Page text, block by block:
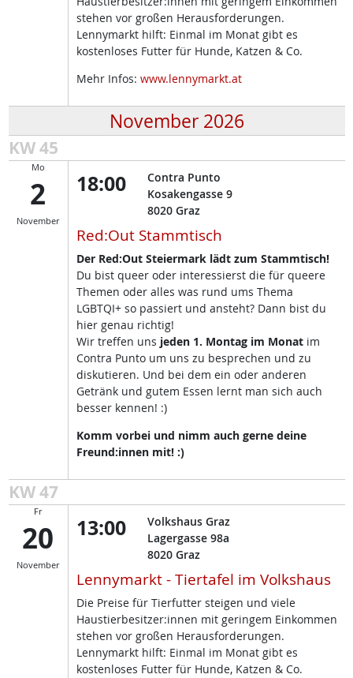
stehen vor großen Herausforderungen.
Lennymarkt hilft: Einmal im Monat gibt es
kostenloses Futter für Hunde, Katzen & Co.
Mehr Infos: www.lennymarkt.at
November 2026
KW 45
Mo
2
November
18:00
Contra Punto
Kosakengasse 9
8020 Graz
Red:Out Stammtisch
Der Red:Out Steiermark lädt zum Stammtisch!
Du bist queer oder interessierst die für queere
Themen oder alles was rund ums Thema
LGBTQI+ so passiert und ansteht? Dann bist du
hier genau richtig!
Wir treffen uns jeden 1. Montag im Monatim
Contra Punto um uns zu besprechen und zu
diskutieren. Und bei dem ein oder anderen
Getränk und gutem Essen lernt man sich auch
besser kennen! :)
Komm vorbei und nimm auch gerne deine
Freund:innen mit! :)
KW 47
Fr
20
November
13:00
Volkshaus Graz
Lagergasse 98a
8020 Graz
Lennymarkt - Tiertafel im Volkshaus
Die Preise für Tierfutter steigen und viele
Haustierbesitzer:innen mit geringem Einkommen
stehen vor großen Herausforderungen.
Lennymarkt hilft: Einmal im Monat gibt es
kostenloses Futter für Hunde, Katzen & Co.